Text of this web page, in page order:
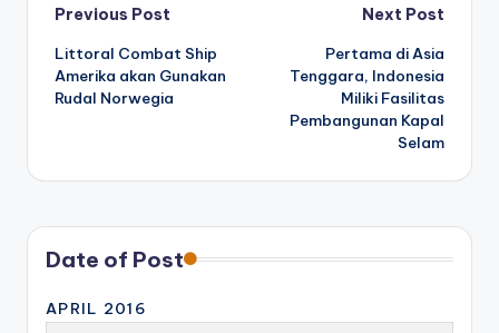
Post
navigation
Previous Post
Littoral Combat Ship
Amerika akan Gunakan
Rudal Norwegia
Next Post
Pertama di Asia
Tenggara, Indonesia
Miliki Fasilitas
Pembangunan Kapal
Selam
Date of Post
APRIL 2016